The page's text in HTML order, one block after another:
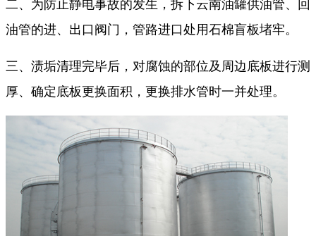
二、为防止静电事故的发生，拆下云南油罐供油管、回
油管的进、出口阀门，管路进口处用石棉盲板堵牢。
三、渍垢清理完毕后，对腐蚀的部位及周边底板进行测
厚、确定底板更换面积，更换排水管时一并处理。